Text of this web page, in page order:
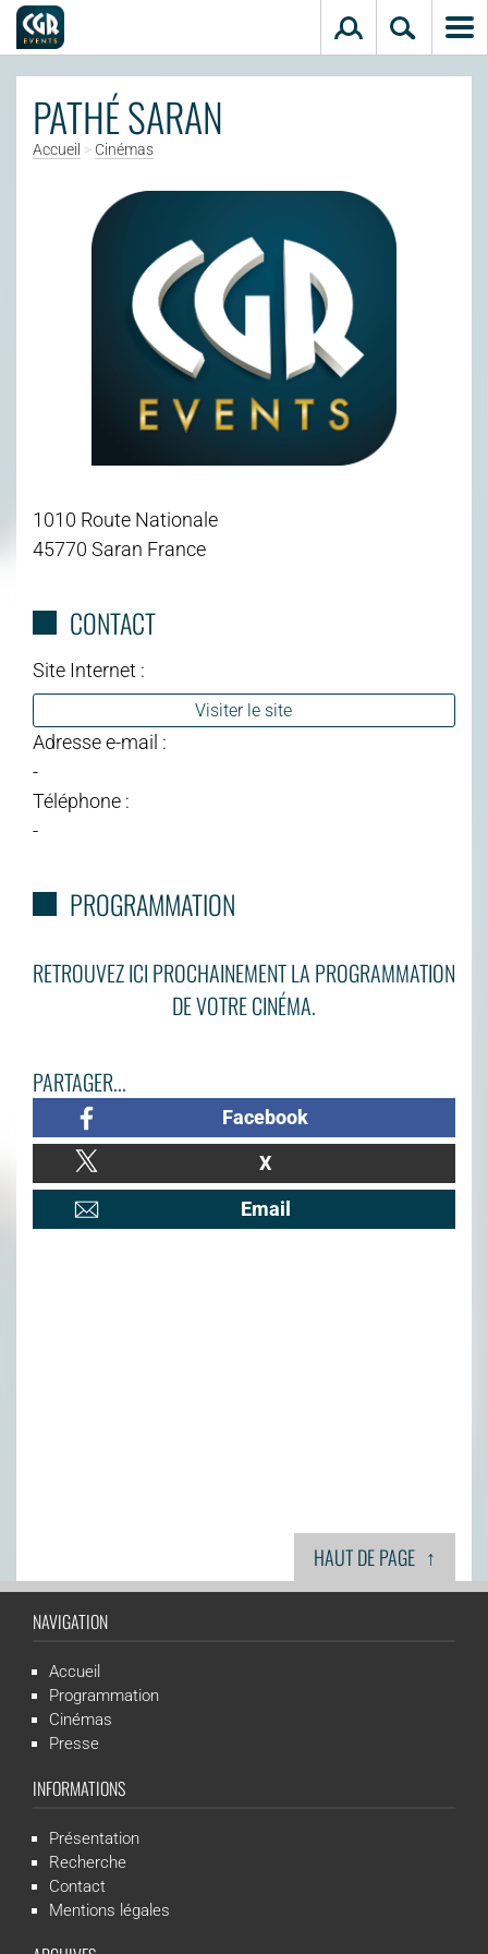
Aller au contenu principal
PATHÉ SARAN
Accueil > Cinémas
1010 Route Nationale
45770 Saran France
CONTACT
Site Internet :
Visiter le site
Adresse e-mail :
-
Téléphone :
-
PROGRAMMATION
RETROUVEZ ICI PROCHAINEMENT LA PROGRAMMATION
DE VOTRE CINÉMA.
PARTAGER...
Facebook
X
Email
HAUT DE PAGE ↑
NAVIGATION
Accueil
Programmation
Cinémas
Presse
INFORMATIONS
Présentation
Recherche
Contact
Mentions légales